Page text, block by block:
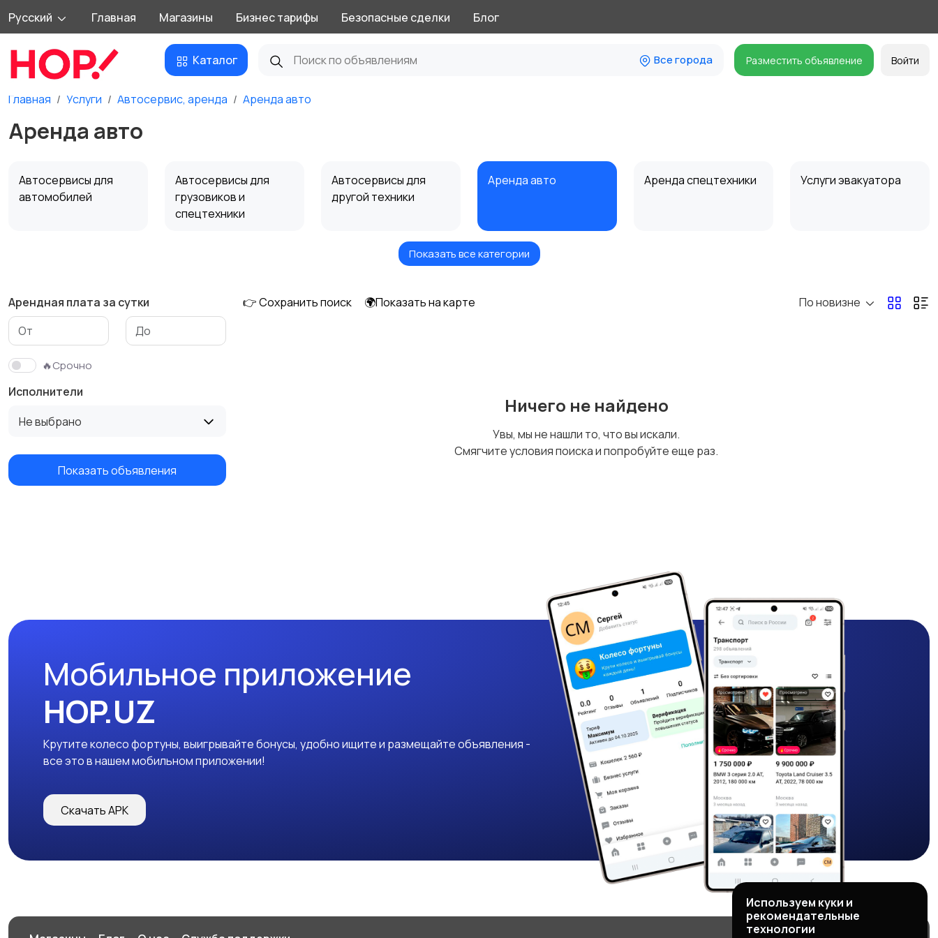
Русский Главная Магазины Бизнес тарифы Безопасные сделки Блог
Каталог Все города Разместить объявление Войти
Главная Услуги Автосервис, аренда Аренда авто
Аренда авто
Автосервисы для
автомобилей
Автосервисы для
грузовиков и
спецтехники
Автосервисы для
другой техники
Аренда авто Аренда спецтехники Услуги эвакуатора
Показать все категории
Арендная плата за сутки
🔥Срочно
Исполнители
Не выбрано
Показать объявления
👉 Сохранить поиск 🌍Показать на карте По новизне
Ничего не найдено
Увы, мы не нашли то, что вы искали.
Смягчите условия поиска и попробуйте еще раз.
Мобильное приложение
HOP.UZ
Крутите колесо фортуны, выигрывайте бонусы, удобно ищите и размещайте объявления -
все это в нашем мобильном приложении!
Скачать APK
Используем куки и
рекомендательные
технологии